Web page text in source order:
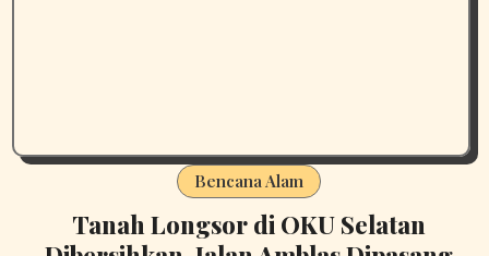
Bencana Alam
Tanah Longsor di OKU Selatan